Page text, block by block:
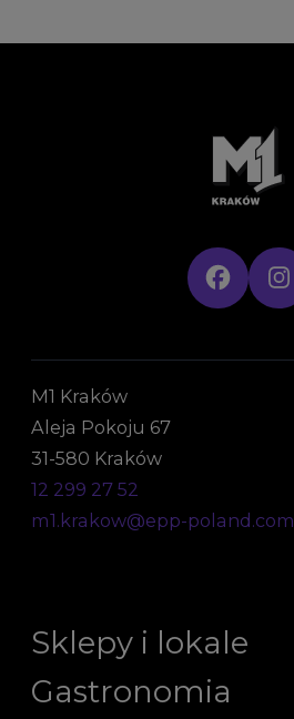
M1 Kraków
Aleja Pokoju 67
31-580 Kraków
12 299 27 52
m1.krakow@epp-poland.com
Sklepy i lokale
Gastronomia